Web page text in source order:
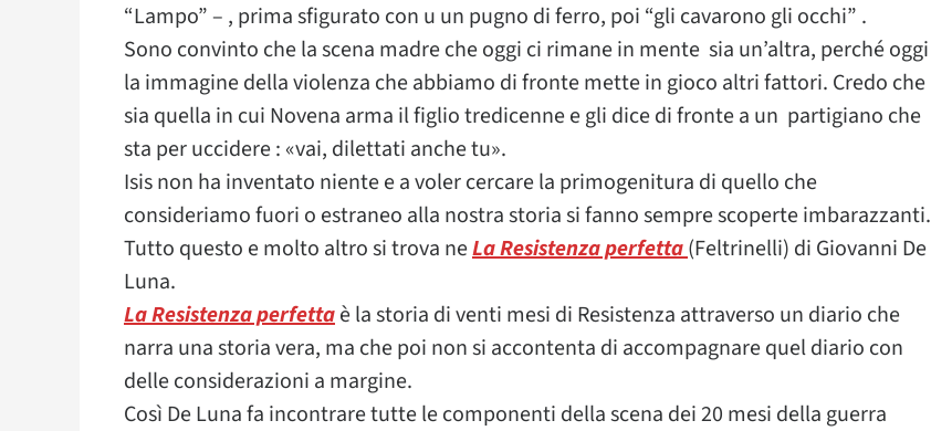
“Lampo” – , prima sfigurato con u un pugno di ferro, poi “gli cavarono gli occhi” .
Sono convinto che la scena madre che oggi ci rimane in mente sia un’altra, perché oggi
la immagine della violenza che abbiamo di fronte mette in gioco altri fattori. Credo che
sia quella in cui Novena arma il figlio tredicenne e gli dice di fronte a un partigiano che
sta per uccidere : «vai, dilettati anche tu».
Isis non ha inventato niente e a voler cercare la primogenitura di quello che
consideriamo fuori o estraneo alla nostra storia si fanno sempre scoperte imbarazzanti.
Tutto questo e molto altro si trova neLa Resistenza perfetta(Feltrinelli) di Giovanni De
Luna.
La Resistenza perfettaè la storia di venti mesi di Resistenza attraverso un diario che
narra una storia vera, ma che poi non si accontenta di accompagnare quel diario con
delle considerazioni a margine.
Così De Luna fa incontrare tutte le componenti della scena dei 20 mesi della guerra